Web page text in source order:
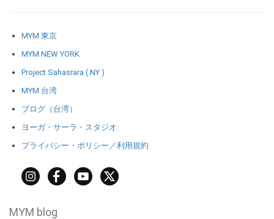
MYM 東京
MYM NEW YORK
Project Sahasrara ( NY )
MYM 台湾
ブログ（台湾）
ヨーガ・サーラ・スタジオ
プライバシー・ポリシー／利用規約
MYM blog